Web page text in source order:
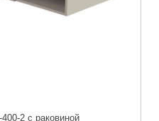
2 с раковиной